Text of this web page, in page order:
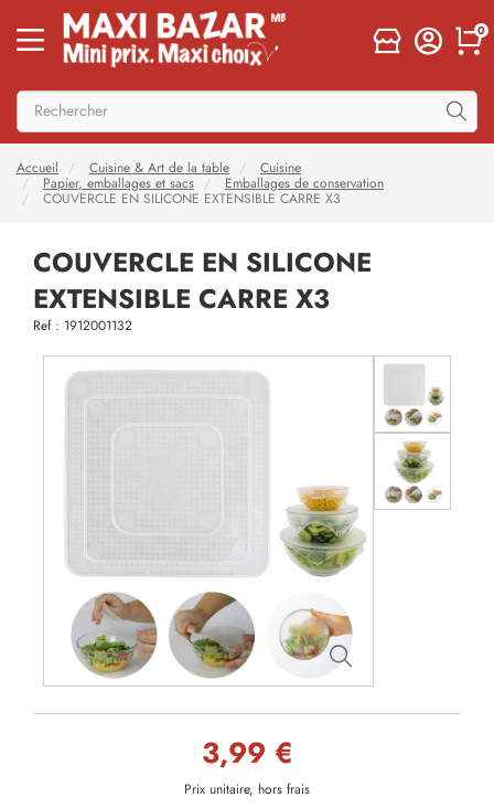
0
Accueil Cuisine & Art de la table
Cuisine
Papier, emballages et sacs
Emballages de conservation
COUVERCLE EN SILICONE EXTENSIBLE CARRE X3
COUVERCLE EN SILICONE
EXTENSIBLE CARRE X3
Ref : 1912001132
3,99 €
Prix unitaire, hors frais